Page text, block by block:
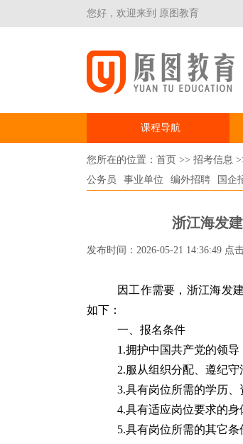
您好，欢迎来到 原图教育
课程导航
您所在的位置： 首页 >> 招考信息
公务员
事业单位 编外招聘 国企
浙江海发
发布时间：2026-05-21 14:36:49 点
因工作需要，浙江海发
如下：
一、报名条件
1.拥护中国共产党的领导
2.服从组织分配、遵纪守
3.具有岗位所需的学历、
4.具有适应岗位要求的身
5.具有岗位所需的其它条